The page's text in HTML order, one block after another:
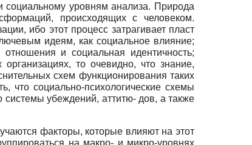
социальному уровням анализа. Природа
происходящих с человеком.
ибо этот процесс затрагивает пласт
идеям, как социальное влияние;
и социальная идентичность;
организациях, то очевидно, что знание,
схем функционирования таких
что социально-психологические схемы
системы убеждений, аттитю- дов, а также
факторы, которые влияют на этот
на макро- и микро-уровнях